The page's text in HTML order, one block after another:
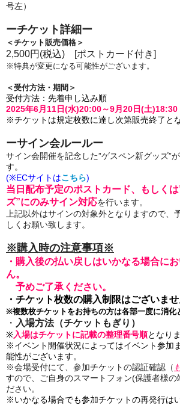
号左）
ーチケット詳細ー
＜チケット販売価格＞
2,500円(税込) [ポストカード付き]
※特典が変更になる可能性がございます。
＜受付方法・期間＞
受付方法： 先着申し込み順
2025年6月11日(水)20:00～9月20日(土)18:30
※チケットは規定枚数に達し次第販売終了と
ーサイン会ルールー
サイン会開催を記念した”ゲスペン新グッズ”
す。
(※ECサイトはこちら)
当日配布予定のポストカード、もしくは
ズ”にのみサイン対応を行います。
上記以外はサインの対象外となりますので、
しくお願い致します。
※購入時の注意事項※
・ 購入後の払い戻しはいかなる場合に
ん。
予めご了承ください。
・チケット枚数の購入制限はございませ
※複数枚チケットをお持ちの方は各部一度に消化
・ 入場方法（チケットもぎり）
※ 入場はチケットに記載の整理番号順となりま
※イベント開催状況によってはイベント参加
能性がございます。
※会場受付にて、 参加チケットの認証確認（
すので、ご自身のスマートフォン(保護者様の
ださい。
※いかなる場合でも参加チケットの再発行は